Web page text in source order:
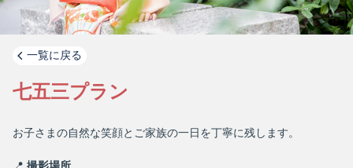
一覧に戻る
七五三プラン
お子さまの自然な笑顔とご家族の一日を丁寧に残します。